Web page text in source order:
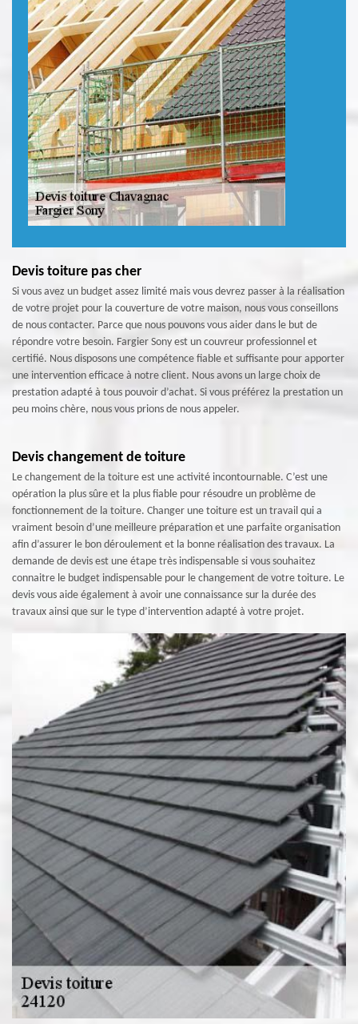
Devis toiture pas cher
Si vous avez un budget assez limité mais vous devrez passer à la réalisation
de votre projet pour la couverture de votre maison, nous vous conseillons
de nous contacter. Parce que nous pouvons vous aider dans le but de
répondre votre besoin. Fargier Sony est un couvreur professionnel et
certifié. Nous disposons une compétence fiable et suffisante pour apporter
une intervention efficace à notre client. Nous avons un large choix de
prestation adapté à tous pouvoir d’achat. Si vous préférez la prestation un
peu moins chère, nous vous prions de nous appeler.
Devis changement de toiture
Le changement de la toiture est une activité incontournable. C’est une
opération la plus sûre et la plus fiable pour résoudre un problème de
fonctionnement de la toiture. Changer une toiture est un travail qui a
vraiment besoin d’une meilleure préparation et une parfaite organisation
afin d’assurer le bon déroulement et la bonne réalisation des travaux. La
demande de devis est une étape très indispensable si vous souhaitez
connaitre le budget indispensable pour le changement de votre toiture. Le
devis vous aide également à avoir une connaissance sur la durée des
travaux ainsi que sur le type d’intervention adapté à votre projet.